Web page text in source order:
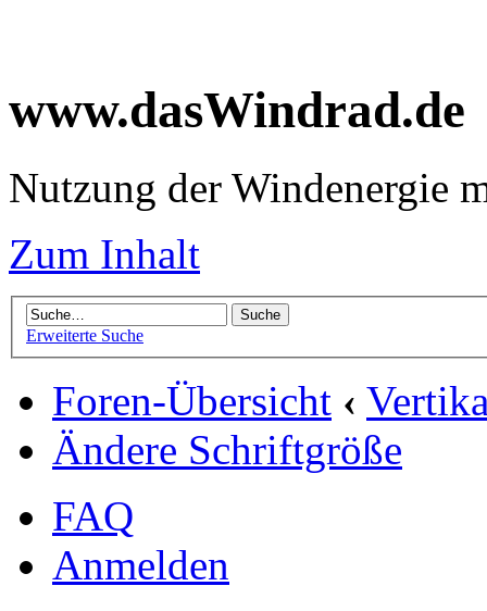
www.dasWindrad.de
Nutzung der Windenergie
Zum Inhalt
Erweiterte Suche
Foren-Übersicht ‹
Ändere Schriftgröße
FAQ
Anmelden